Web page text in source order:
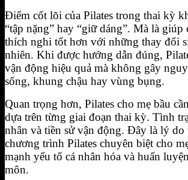
Điểm cốt lõi của Pilates trong thai kỳ
“tập nặng” hay “giữ dáng”. Mà là
thích nghi tốt hơn với những thay đổi
nhiên. Khi được hướng dẫn đúng,
vận động hiệu quả mà không gây
sống, khung chậu hay vùng bụng.
Quan trọng hơn, Pilates cho mẹ bầu
dựa trên từng giai đoạn thai kỳ. Tình
nhân và tiền sử vận động. Đây là lý do
chương trình Pilates chuyên biệt cho
mạnh yếu tố cá nhân hóa và huấn
môn.